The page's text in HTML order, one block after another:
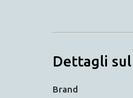
Dettagli
Brand